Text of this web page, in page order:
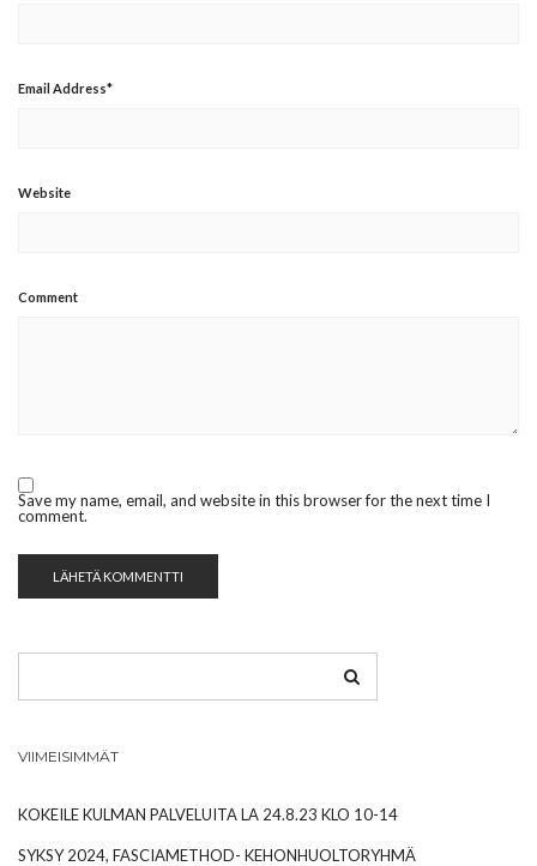
Email Address*
Website
Comment
Save my name, email, and website in this browser for the next time I
comment.
VIIMEISIMMÄT
KOKEILE KULMAN PALVELUITA LA 24.8.23 KLO 10-14
SYKSY 2024, FASCIAMETHOD- KEHONHUOLTORYHMÄ